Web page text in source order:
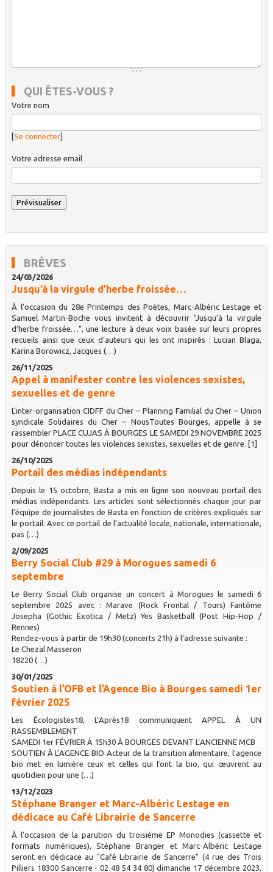
QUI ÊTES-VOUS ?
Votre nom
[Se connecter]
Votre adresse email
BRÈVES
24/03/2026
Jusqu’à la virgule d’herbe froissée…
À l’occasion du 28e Printemps des Poètes, Marc-Albéric Lestage et
Samuel Martin-Boche vous invitent à découvrir "Jusqu’à la virgule
d’herbe froissée…", une lecture à deux voix basée sur leurs propres
recueils ainsi que ceux d’auteurs qui les ont inspirés : Lucian Blaga,
Karina Borowicz, Jacques (…)
26/11/2025
Appel à manifester contre les violences sexistes,
sexuelles et de genre
L’inter-organisation CIDFF du Cher – Planning Familial du Cher – Union
syndicale Solidaires du Cher – NousToutes Bourges, appelle à se
rassembler PLACE CUJAS À BOURGES LE SAMEDI 29 NOVEMBRE 2025
pour dénoncer toutes les violences sexistes, sexuelles et de genre. [1]
26/10/2025
Portail des médias indépendants
Depuis le 15 octobre, Basta a mis en ligne son nouveau portail des
médias indépendants. Les articles sont sélectionnés chaque jour par
l’équipe de journalistes de Basta en fonction de critères expliqués sur
le portail. Avec ce portail de l’actualité locale, nationale, internationale,
pas (…)
2/09/2025
Berry Social Club #29 à Morogues samedi 6
septembre
Le Berry Social Club organise un concert à Morogues le samedi 6
septembre 2025 avec : Marave (Rock Frontal / Tours) Fantôme
Josepha (Gothic Exotica / Metz) Yes Basketball (Post Hip-Hop /
Rennes)
Rendez-vous à partir de 19h30 (concerts 21h) à l’adresse suivante :
Le Chezal Masseron
18220 (…)
30/01/2025
Soutien à l’OFB et l’Agence Bio à Bourges samedi 1er
février 2025
Les Écologistes18, L’Après18 communiquent APPEL À UN
RASSEMBLEMENT
SAMEDI 1er FÉVRIER À 15h30 À BOURGES DEVANT L’ANCIENNE MCB
SOUTIEN À L’AGENCE BIO Acteur de la transition alimentaire, l’agence
bio met en lumière ceux et celles qui font la bio, qui œuvrent au
quotidien pour une (…)
13/12/2023
Stéphane Branger et Marc-Albéric Lestage en
dédicace au Café Librairie de Sancerre
À l’occasion de la parution du troisième EP Monodies (cassette et
formats numériques), Stéphane Branger et Marc-Albéric Lestage
seront en dédicace au "Café Librairie de Sancerre" (4 rue des Trois
Pilliers 18300 Sancerre - 02 48 54 34 80) dimanche 17 décembre 2023,